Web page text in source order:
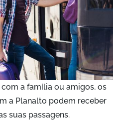
a família ou amigos, os
a Planalto podem receber
suas passagens.